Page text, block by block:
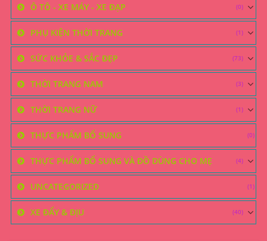
Ô TÔ - XE MÁY - XE ĐẠP (0)
PHỤ KIỆN THỜI TRANG (1)
SỨC KHỎE & SẮC ĐẸP (73)
THỜI TRANG NAM (3)
THỜI TRANG NỮ (1)
THỰC PHẨM BỔ SUNG (0)
THỰC PHẨM BỔ SUNG VÀ ĐỒ DÙNG CHO MẸ (4)
UNCATEGORIZED (1)
XE ĐẨY & ĐỊU (40)